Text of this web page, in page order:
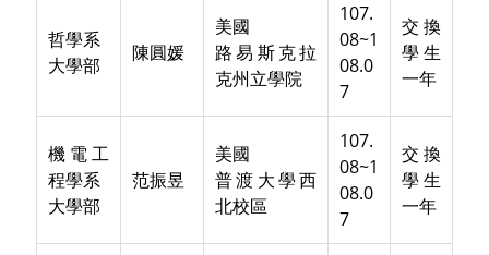
哲學系
大學部
陳圓媛
美國
路易斯克拉
克州立學院
107.
08~1
08.0
7
交換
學生
一年
機電工
程學系
大學部
范振昱
美國
普渡大學西
北校區
107.
08~1
08.0
7
交換
學生
一年